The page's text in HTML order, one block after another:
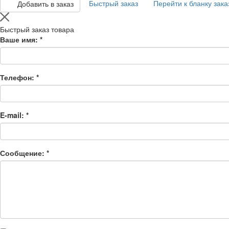
Добавить в заказ Быстрый заказ Перейти к бланку
Быстрый заказ товара
Ваше имя: *
Телефон: *
E-mail: *
Сообщение: *